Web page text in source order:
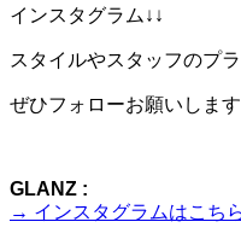
インスタグラム↓↓
スタイルやスタッフのプ
ぜひフォローお願いしま
GLANZ :
→ インスタグラムはこち